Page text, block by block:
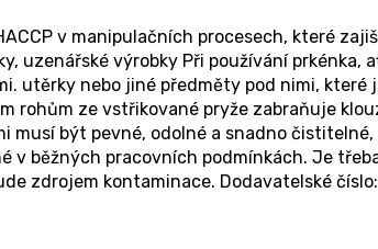
v manipulačních procesech, které
uzenářské výrobky Při používání
utěrky nebo jiné předměty pod nimi,
rohům ze vstřikované pryže zabraňuje
musí být pevné, odolné a snadno
běžných pracovních podmínkách. Je
zdrojem kontaminace. Dodavatelské